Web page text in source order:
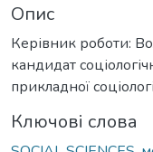
Опис
Керівник роботи:
кандидат
прикладної
Ключові слова